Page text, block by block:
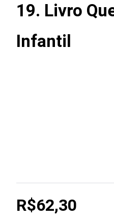
19. Livro
Infantil
R$62,30